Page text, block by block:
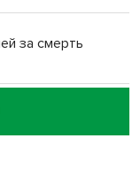
за смерть
смерть